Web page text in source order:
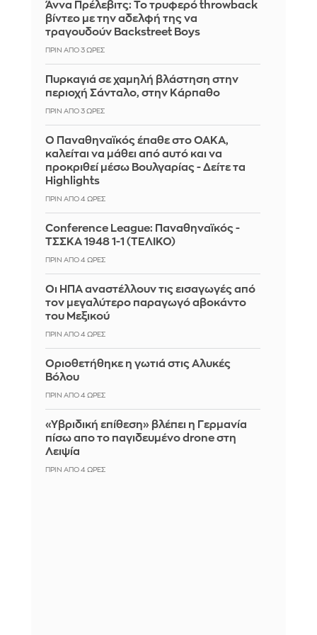
Άννα Πρέλεβιτς: Το τρυφερό throwback
βίντεο με την αδελφή της να
τραγουδούν Backstreet Boys
ΠΡΙΝ ΑΠΌ 3 ΏΡΕΣ
Πυρκαγιά σε χαμηλή βλάστηση στην
περιοχή Σάνταλο, στην Κάρπαθο
ΠΡΙΝ ΑΠΌ 3 ΏΡΕΣ
Ο Παναθηναϊκός έπαθε στο ΟΑΚΑ,
καλείται να μάθει από αυτό και να
προκριθεί μέσω Βουλγαρίας - Δείτε τα
Highlights
ΠΡΙΝ ΑΠΌ 4 ΏΡΕΣ
Conference League: Παναθηναϊκός -
ΤΣΣΚΑ 1948 1-1 (ΤΕΛΙΚΟ)
ΠΡΙΝ ΑΠΌ 4 ΏΡΕΣ
Οι ΗΠΑ αναστέλλουν τις εισαγωγές από
τον μεγαλύτερο παραγωγό αβοκάντο
του Μεξικού
ΠΡΙΝ ΑΠΌ 4 ΏΡΕΣ
Οριοθετήθηκε η γωτιά στις Αλυκές
Βόλου
ΠΡΙΝ ΑΠΌ 4 ΏΡΕΣ
«Υβριδική επίθεση» βλέπει η Γερμανία
πίσω απο το παγιδευμένο drone στη
Λειψία
ΠΡΙΝ ΑΠΌ 4 ΏΡΕΣ